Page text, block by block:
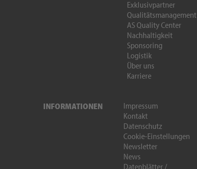
Exklusivpartner
Qualitätsmanagement
AS Quality Center
Nachhaltigkeit
Sponsoring
Logistik
Über uns
Karriere
INFORMATIONEN
Impressum
Kontakt
Datenschutz
Cookie-Einstellungen
Newsletter
News
Datenblätter /